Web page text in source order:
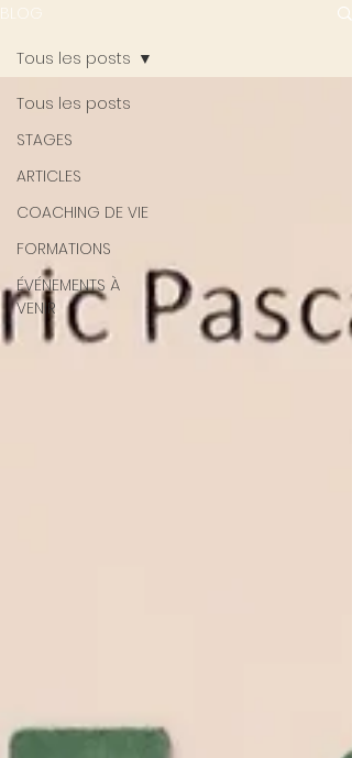
BLOG
Tous les posts
STAGES
ARTICLES
COACHING DE VIE
FORMATIONS
ÉVÉNEMENTS À
VENIR
Tous les posts